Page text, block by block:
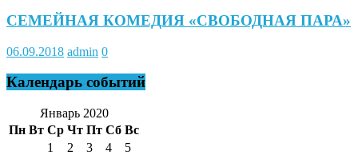
СЕМЕЙНАЯ КОМЕДИЯ «СВОБОДНАЯ ПАРА»
06.09.2018 admin 0
Календарь событий
Январь 2020
Пн Вт Ср Чт Пт Сб Вс
1
2 3 4
5